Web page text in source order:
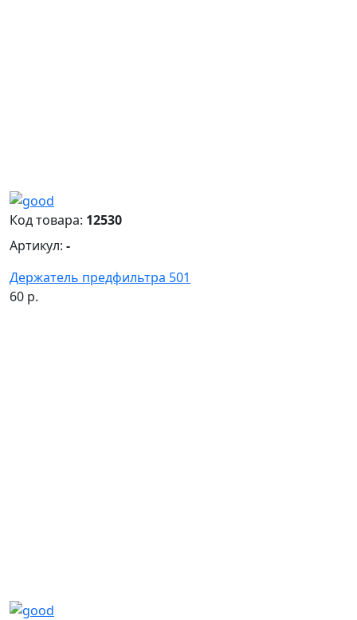
Код товара: 12530
Артикул: -
Держатель предфильтра 501
60 р.